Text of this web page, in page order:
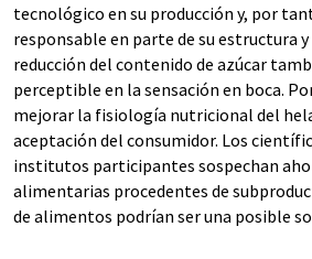
tecnológico en su producción y, por
responsable en parte de su estructura y
reducción del contenido de azúcar
perceptible en la sensación en boca.
mejorar la fisiología nutricional del
aceptación del consumidor. Los
institutos participantes sospechan
alimentarias procedentes de
de alimentos podrían ser una posible